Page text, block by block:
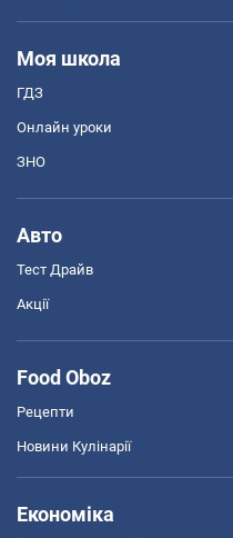
Моя школа
ГДЗ
Онлайн уроки
ЗНО
Авто
Тест Драйв
Акції
Food Oboz
Рецепти
Новини Кулінарії
Економіка